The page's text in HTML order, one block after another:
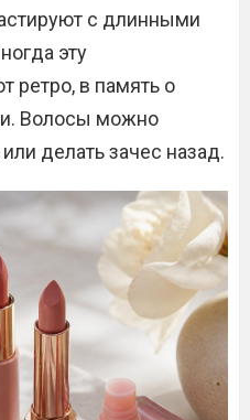
с длинными
эту
ретро, в память о
Волосы можно
делать зачес назад.